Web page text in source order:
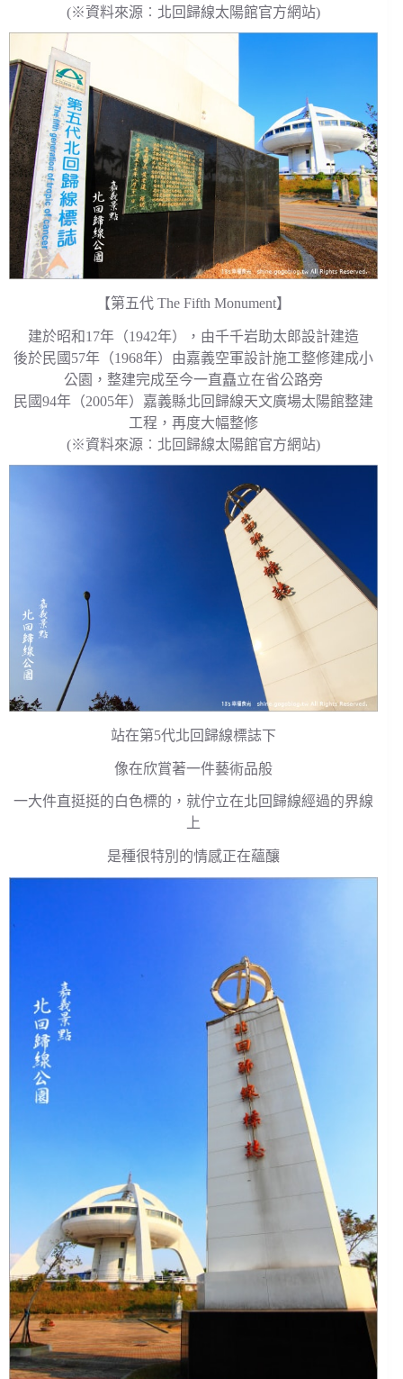
(※資料來源︰北回歸線太陽館官方網站)
【第五代 The Fifth Monument】
建於昭和17年（1942年），由千千岩助太郎設計建造
後於民國57年（1968年）由嘉義空軍設計施工整修建成小
公園，整建完成至今一直矗立在省公路旁
民國94年（2005年）嘉義縣北回歸線天文廣場太陽館整建
工程，再度大幅整修
(※資料來源︰北回歸線太陽館官方網站)
站在第5代北回歸線標誌下
像在欣賞著一件藝術品般
一大件直挺挺的白色標的，就佇立在北回歸線經過的界線
上
是種很特別的情感正在蘊釀